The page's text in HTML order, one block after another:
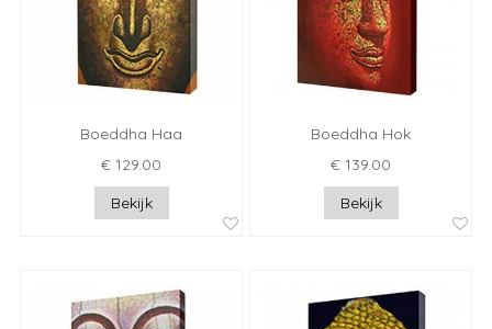
Boeddha Haa
€ 129.00
Bekijk
Boeddha Hok
€ 139.00
Bekijk